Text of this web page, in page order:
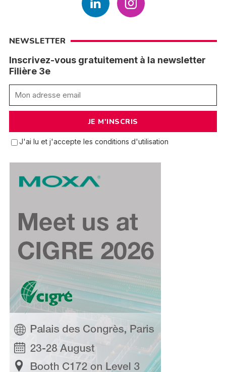
NEWSLETTER
Inscrivez-vous gratuitement à la newsletter
Filière 3e
J'ai lu et j'accepte les conditions d'utilisation